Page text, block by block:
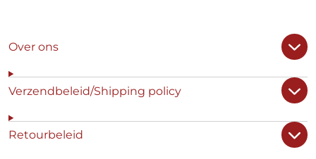
Over ons
Verzendbeleid/Shipping policy
Retourbeleid